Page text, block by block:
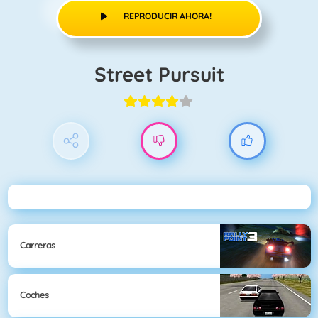
REPRODUCIR AHORA!
Street Pursuit
Carreras
Coches